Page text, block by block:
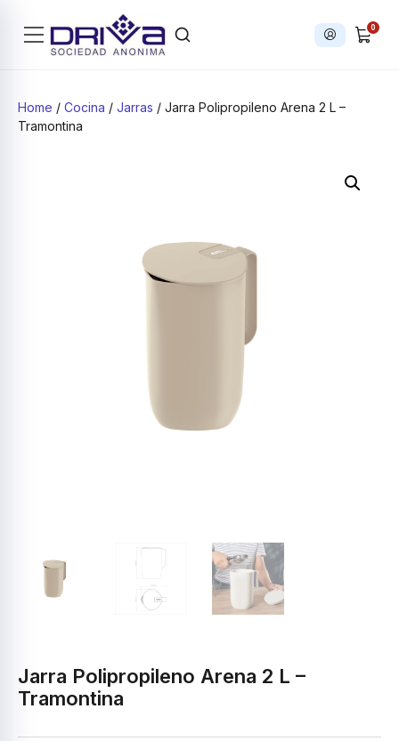
Iniciar
0
Home / Cocina / Jarras / Jarra Polipropileno Arena 2 L –
Tramontina
Jarra Polipropileno Arena 2 L –
Tramontina